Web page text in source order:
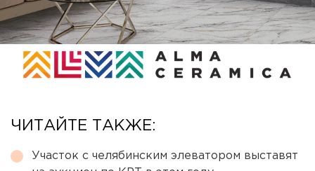
ЧИТАЙТЕ ТАКЖЕ:
Участок с челябинским элеватором выставят